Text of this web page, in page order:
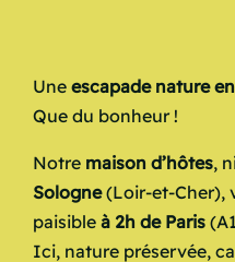
Une escapade nature
Que du bonheur !
Notre maison d’hôtes,
Sologne(Loir-et-Cher),
paisible à 2h de Paris
Ici, nature préservée,